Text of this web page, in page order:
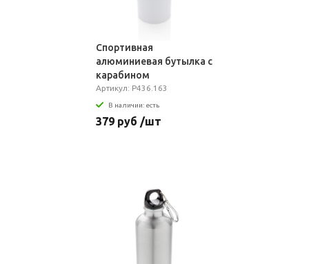
Спортивная
алюминиевая бутылка с
карабином
Артикул: P436.163
В наличии: есть
379 руб /шт